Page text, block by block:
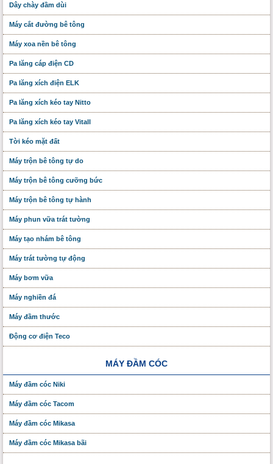
Dây chày đầm dùi
Máy cắt đường bê tông
Máy xoa nền bê tông
Pa lăng cáp điện CD
Pa lăng xích điện ELK
Pa lăng xích kéo tay Nitto
Pa lăng xích kéo tay Vitall
Tời kéo mặt đất
Máy trộn bê tông tự do
Máy trộn bê tông cưỡng bức
Máy trộn bê tông tự hành
Máy phun vữa trát tường
Máy tạo nhám bê tông
Máy trát tường tự động
Máy bơm vữa
Máy nghiền đá
Máy đầm thước
Động cơ điện Teco
MÁY ĐẦM CÓC
Máy đầm cóc Niki
Máy đầm cóc Tacom
Máy đầm cóc Mikasa
Máy đầm cóc Mikasa bãi